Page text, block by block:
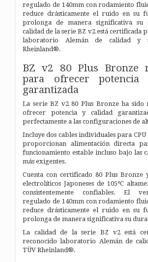
regulado de 140mm con rodamiento
reduce drásticamente el ruido en su
prolonga de manera significativa su
calidad de la serie BZ v2 está certificada
laboratorio Alemán de calidad y
Rheinland®.
BZ v2 80 Plus Bronze
para ofrecer potencia
garantizada
La serie BZ v2 80 Plus Bronze ha sido
ofrecer potencia y calidad
perfectamente a las configuraciones de
Incluye dos cables individuales para CPU
proporcionan alimentación directa
funcionamiento estable incluso bajo las
más exigentes.
Cuenta con certificado 80 Plus Bronze
electrolíticos Japoneses de 105ºC
consistentemente confiables. El
regulado de 140mm con rodamiento
reduce drásticamente el ruido en su
prolonga de manera significativa su
La calidad de la serie BZ v2 está
reconocido laboratorio Alemán de
TÜV Rheinland®.